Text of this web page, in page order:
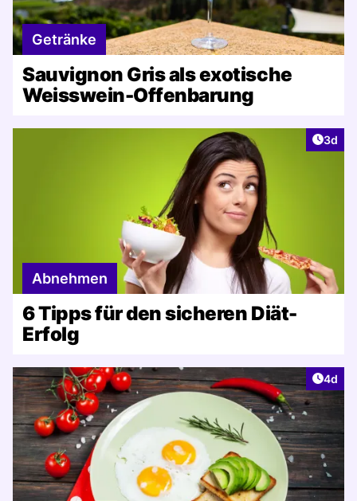
Getränke
Sauvignon Gris als exotische
Weisswein-Offenbarung
3d
Abnehmen
6 Tipps für den sicheren Diät-
Erfolg
4d